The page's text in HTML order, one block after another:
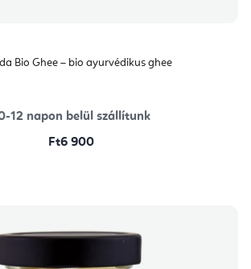
Bio Ghee – bio ayurvédikus ghee
12 napon belül szállítunk
Ft6 900